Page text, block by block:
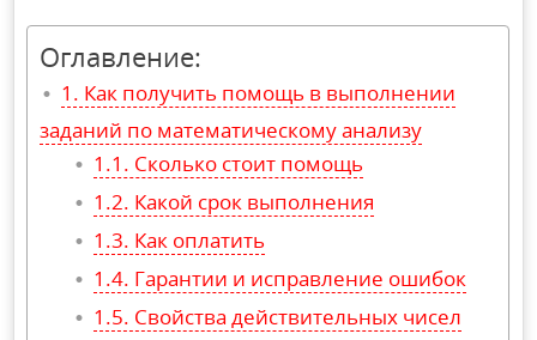
Оглавление:
Как получить помощь в выполнении
заданий по математическому анализу
Сколько стоит помощь
Какой срок выполнения
Как оплатить
Гарантии и исправление ошибок
Свойства действительных чисел